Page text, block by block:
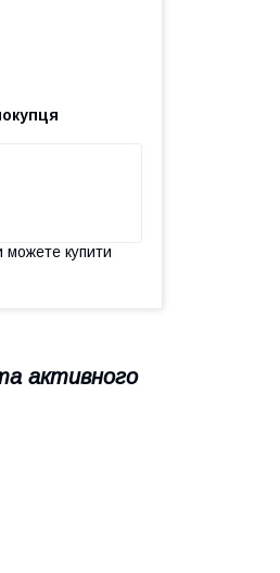
можете купити
активного